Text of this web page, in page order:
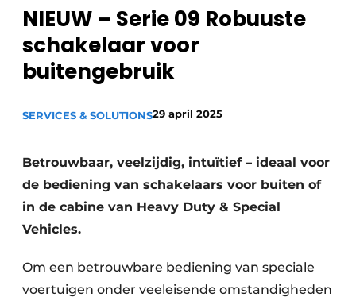
Nieuwsbrief
Podcasts
Privacy / Cookie statement
Vacature aanmelden
Vacatures
NIEUW – Serie 09 Robuuste
schakelaar voor
buitengebruik
SERVICES & SOLUTIONS29 april 2025
Betrouwbaar, veelzijdig, intuïtief – ideaal voor
de bediening van schakelaars voor buiten of
in de cabine van Heavy Duty & Special
Vehicles.
Om een betrouwbare bediening van speciale
voertuigen onder veeleisende omstandigheden